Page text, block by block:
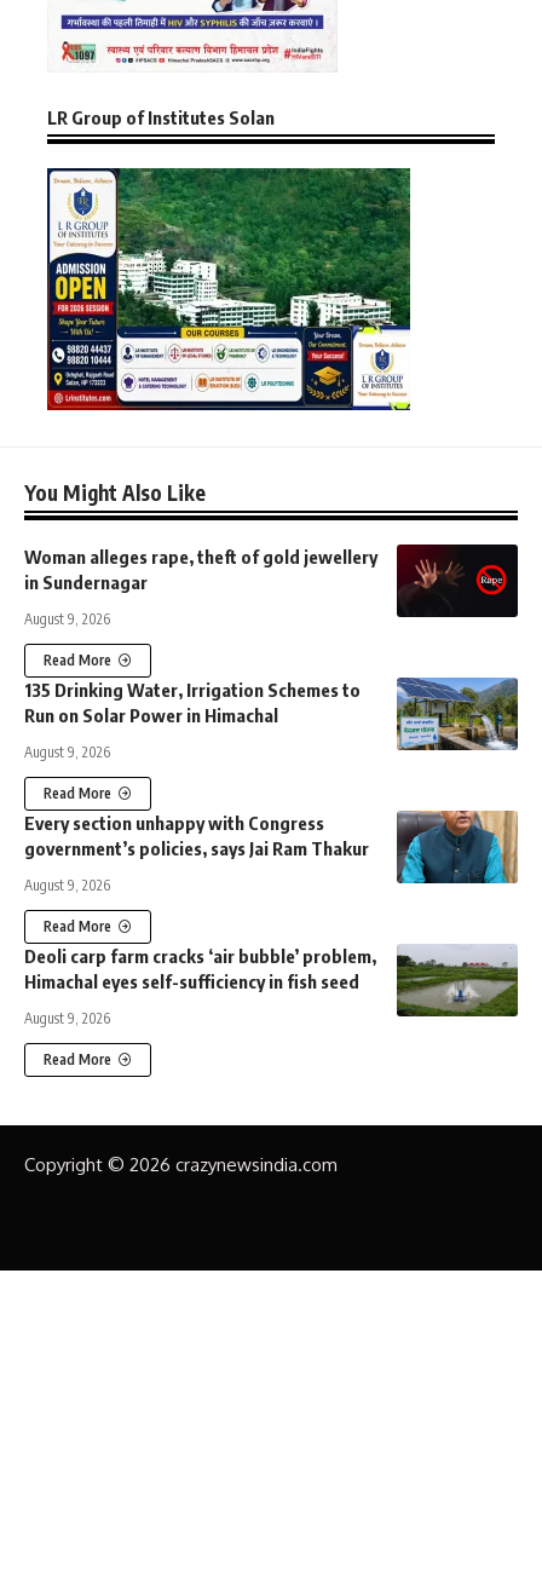
LR Group of Institutes Solan
You Might Also Like
Woman alleges rape, theft of gold jewellery
in Sundernagar
August 9, 2026
Read More
135 Drinking Water, Irrigation Schemes to
Run on Solar Power in Himachal
August 9, 2026
Read More
Every section unhappy with Congress
government’s policies, says Jai Ram Thakur
August 9, 2026
Read More
Deoli carp farm cracks ‘air bubble’ problem,
Himachal eyes self-sufficiency in fish seed
August 9, 2026
Read More
Copyright © 2026 crazynewsindia.com